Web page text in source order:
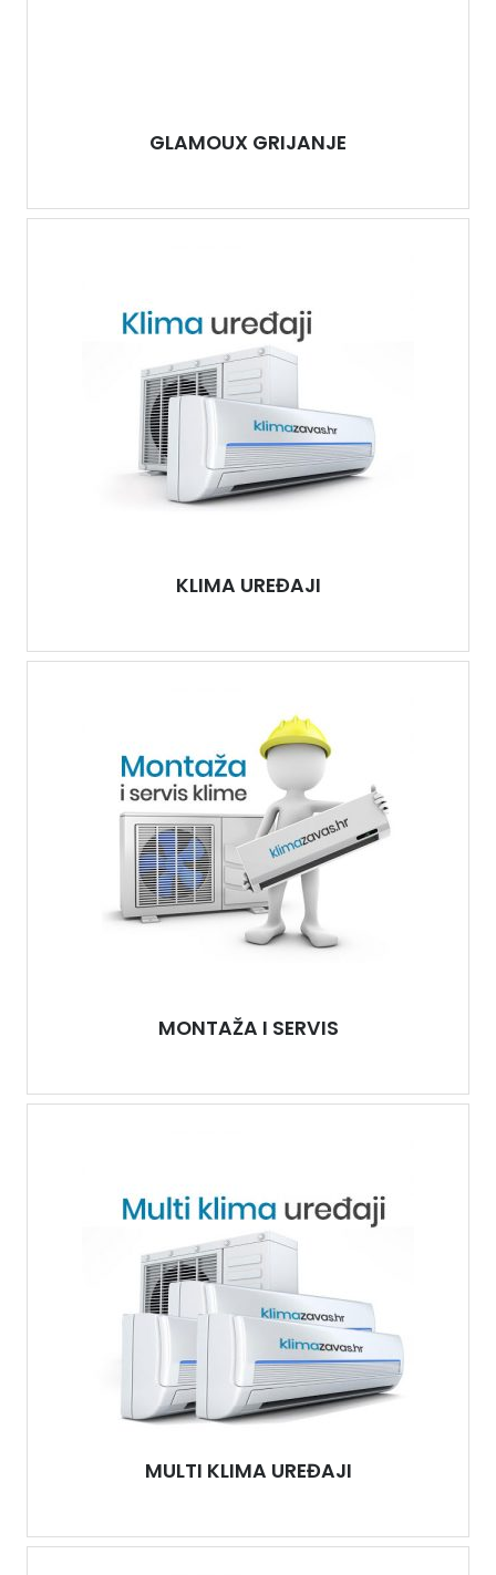
GLAMOUX GRIJANJE
KLIMA UREĐAJI
MONTAŽA I SERVIS
MULTI KLIMA UREĐAJI